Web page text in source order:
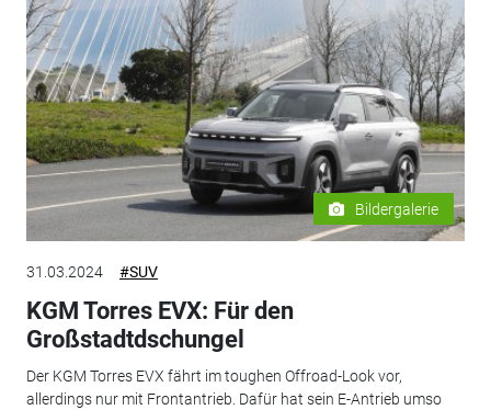
Bildergalerie
31.03.2024 #SUV
KGM Torres EVX: Für den
Großstadtdschungel
Der KGM Torres EVX fährt im toughen Offroad-Look vor,
allerdings nur mit Frontantrieb. Dafür hat sein E-Antrieb umso